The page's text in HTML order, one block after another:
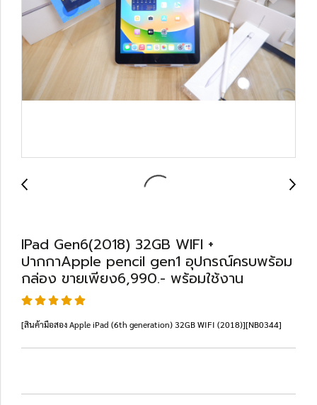
IPad Gen6(2018) 32GB WIFI +
ปากกาApple pencil gen1 อุปกรณ์ครบพร้อม
กล่อง ขายเพียง6,990.- พร้อมใช้งาน
[สินค้ามือสอง Apple iPad (6th generation) 32GB WIFI (2018)][NB0344]